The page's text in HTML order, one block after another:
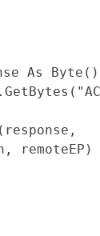
As Byte
remoteEP)